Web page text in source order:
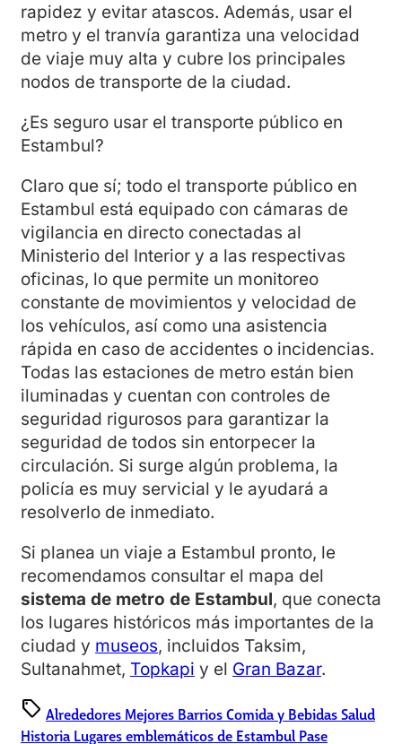
rapidez y evitar atascos. Además, usar el
metro y el tranvía garantiza una velocidad
de viaje muy alta y cubre los principales
nodos de transporte de la ciudad.
¿Es seguro usar el transporte público en
Estambul?
Claro que sí; todo el transporte público en
Estambul está equipado con cámaras de
vigilancia en directo conectadas al
Ministerio del Interior y a las respectivas
oficinas, lo que permite un monitoreo
constante de movimientos y velocidad de
los vehículos, así como una asistencia
rápida en caso de accidentes o incidencias.
Todas las estaciones de metro están bien
iluminadas y cuentan con controles de
seguridad rigurosos para garantizar la
seguridad de todos sin entorpecer la
circulación. Si surge algún problema, la
policía es muy servicial y le ayudará a
resolverlo de inmediato.
Si planea un viaje a Estambul pronto, le
recomendamos consultar el mapa del
sistema de metro de Estambul, que conecta
los lugares históricos más importantes de la
ciudad y museos, incluidos Taksim,
Sultanahmet, Topkapi y el Gran Bazar.
sell Alrededores Mejores BarriosComida y BebidasSalud
Historia Lugares emblemáticos de Estambul Pase